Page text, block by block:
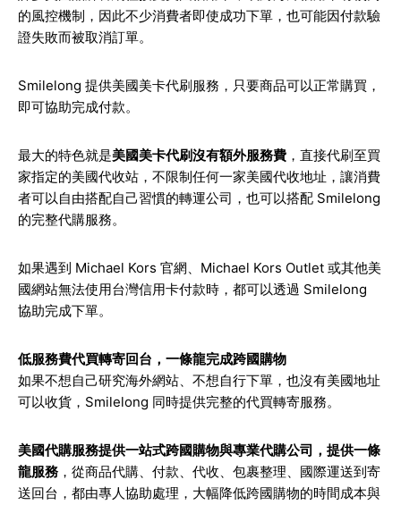
的風控機制，因此不少消費者即使成功下單，也可能因付款驗
證失敗而被取消訂單。
Smilelong 提供美國美卡代刷服務，只要商品可以正常購買，
即可協助完成付款。
最大的特色就是美國美卡代刷沒有額外服務費 ，直接代刷至買
家指定的美國代收站，不限制任何一家美國代收地址，讓消費
者可以自由搭配自己習慣的轉運公司，也可以搭配 Smilelong
的完整代購服務。
如果遇到 Michael Kors 官網、Michael Kors Outlet 或其他美
國網站無法使用台灣信用卡付款時，都可以透過 Smilelong
協助完成下單。
低服務費代買轉寄回台，一條龍完成跨國購物
如果不想自己研究海外網站、不想自行下單，也沒有美國地址
可以收貨，Smilelong 同時提供完整的代買轉寄服務。
美國代購服務提供一站式跨國購物與專業代購公司，提供一條
龍服務 ，從商品代購、付款、代收、包裹整理、國際運送到寄
送回台，都由專人協助處理，大幅降低跨國購物的時間成本與